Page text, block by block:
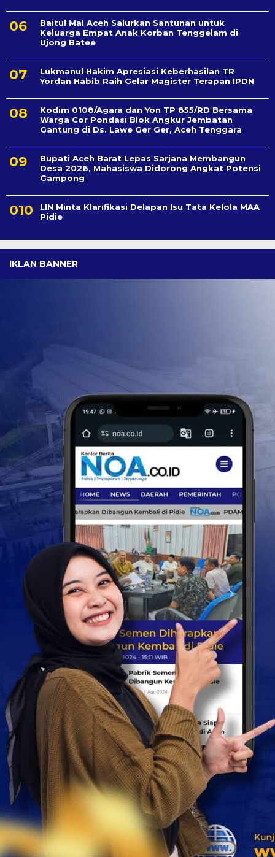
Baitul Mal Aceh Salurkan Santunan untuk
Keluarga Empat Anak Korban Tenggelam di
Ujong Batee
Lukmanul Hakim Apresiasi Keberhasilan TR
Yordan Habib Raih Gelar Magister Terapan IPDN
Kodim 0108/Agara dan Yon TP 855/RD Bersama
Warga Cor Pondasi Blok Angkur Jembatan
Gantung di Ds. Lawe Ger Ger, Aceh Tenggara
Bupati Aceh Barat Lepas Sarjana Membangun
Desa 2026, Mahasiswa Didorong Angkat Potensi
Gampong
LIN Minta Klarifikasi Delapan Isu Tata Kelola MAA
Pidie
IKLAN BANNER